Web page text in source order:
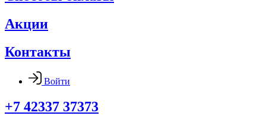
Акции
Контакты
Войти
+7 42337 37373